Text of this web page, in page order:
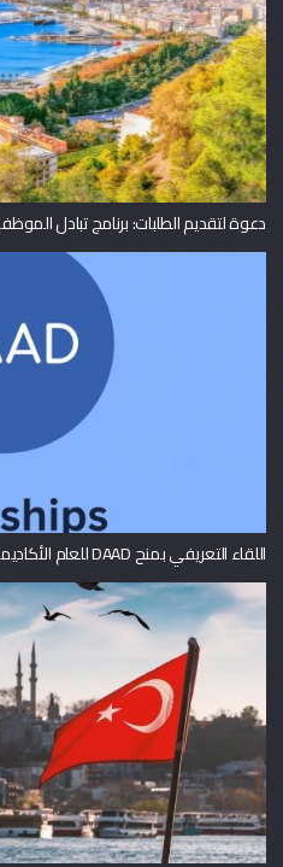
دعوة لتقديم الطلبات: برنامج تبادل
اللقاء التعريفي بمنح DAAD للعام الأكاديمي 2027/2028